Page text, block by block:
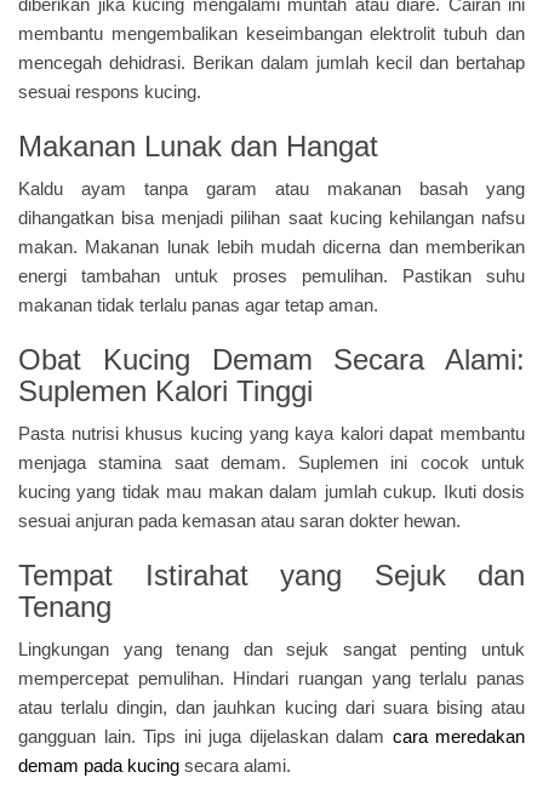
diberikan jika kucing mengalami muntah atau diare. Cairan ini
membantu mengembalikan keseimbangan elektrolit tubuh dan
mencegah dehidrasi. Berikan dalam jumlah kecil dan bertahap
sesuai respons kucing.
Makanan Lunak dan Hangat
Kaldu ayam tanpa garam atau makanan basah yang
dihangatkan bisa menjadi pilihan saat kucing kehilangan nafsu
makan. Makanan lunak lebih mudah dicerna dan memberikan
energi tambahan untuk proses pemulihan. Pastikan suhu
makanan tidak terlalu panas agar tetap aman.
Obat Kucing Demam Secara Alami:
Suplemen Kalori Tinggi
Pasta nutrisi khusus kucing yang kaya kalori dapat membantu
menjaga stamina saat demam. Suplemen ini cocok untuk
kucing yang tidak mau makan dalam jumlah cukup. Ikuti dosis
sesuai anjuran pada kemasan atau saran dokter hewan.
Tempat Istirahat yang Sejuk dan
Tenang
Lingkungan yang tenang dan sejuk sangat penting untuk
mempercepat pemulihan. Hindari ruangan yang terlalu panas
atau terlalu dingin, dan jauhkan kucing dari suara bising atau
gangguan lain. Tips ini juga dijelaskan dalam cara meredakan
demam pada kucing secara alami.